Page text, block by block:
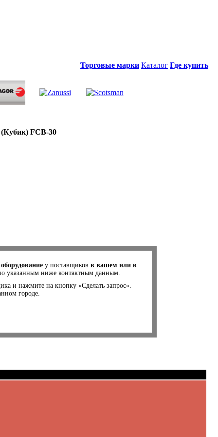
Торговые марки Каталог Где купить
FCB-30
у поставщиков в вашем или в
указанным ниже контактным данным.
и нажмите на кнопку «Сделать запрос».
городе.